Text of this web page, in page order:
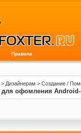
Правила
> Дизайнерам > Создание /
офомления